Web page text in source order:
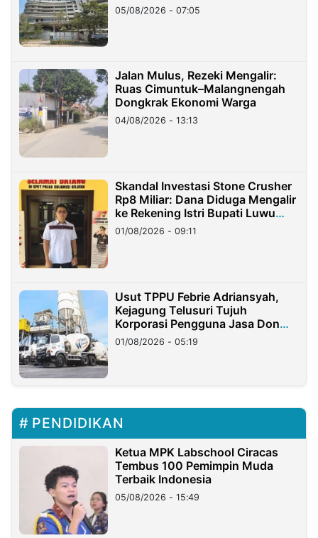
05/08/2026 - 07:05
Jalan Mulus, Rezeki Mengalir:
Ruas Cimuntuk–Malangnengah
Dongkrak Ekonomi Warga
04/08/2026 - 13:13
Skandal Investasi Stone Crusher
Rp8 Miliar: Dana Diduga Mengalir
ke Rekening Istri Bupati Luwu
Timur
01/08/2026 - 09:11
Usut TPPU Febrie Adriansyah,
Kejagung Telusuri Tujuh
Korporasi Pengguna Jasa Don
Ritto
01/08/2026 - 05:19
PENDIDIKAN
Ketua MPK Labschool Ciracas
Tembus 100 Pemimpin Muda
Terbaik Indonesia
05/08/2026 - 15:49